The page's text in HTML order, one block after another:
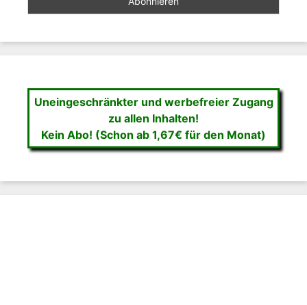
Uneingeschränkter und werbefreier Zugang
zu allen Inhalten!
Kein Abo! (Schon ab 1,67€ für den Monat)